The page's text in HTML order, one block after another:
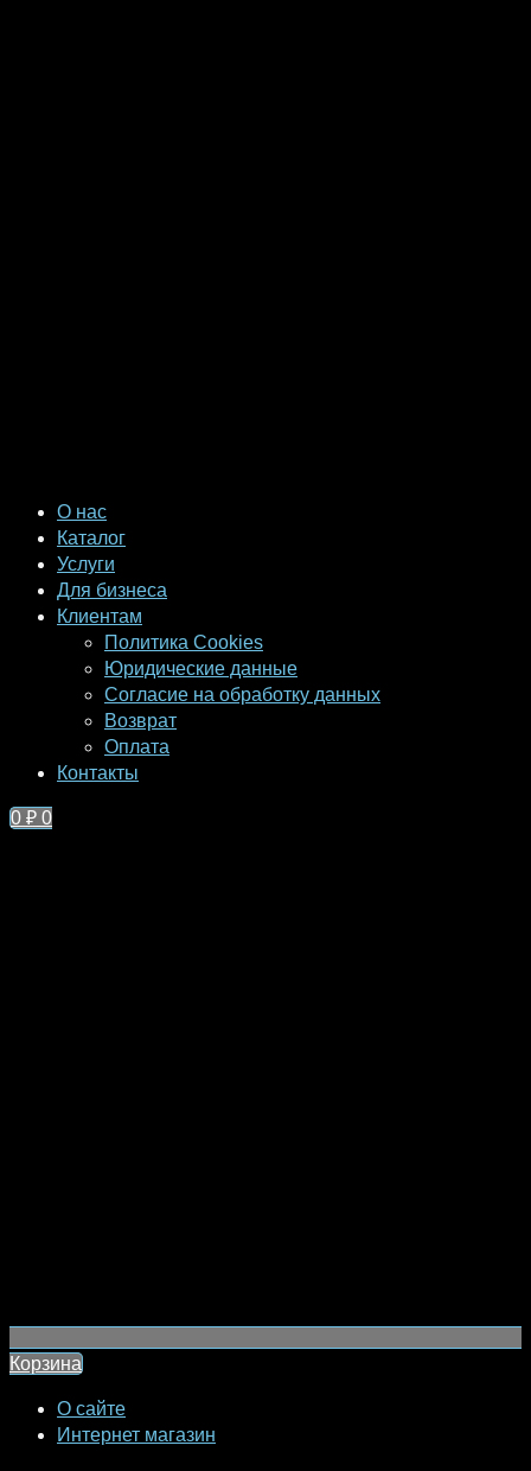
О нас
Каталог
Услуги
Для бизнеса
Клиентам
Политика Cookies
Юридические данные
Согласие на обработку данных
Возврат
Оплата
Контакты
0 ₽ 0
Корзина
О сайте
Интернет магазин